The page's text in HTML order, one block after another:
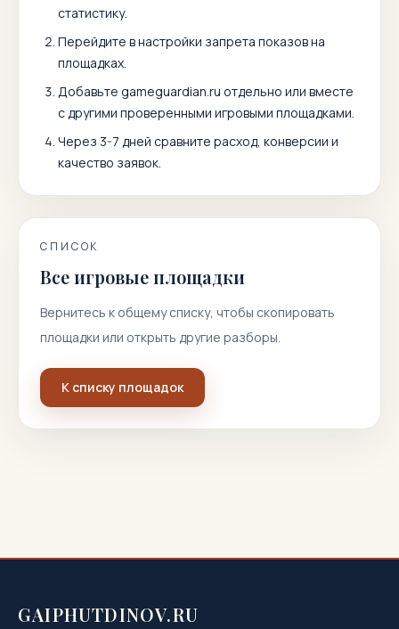
статистику.
Перейдите в настройки запрета показов на
площадках.
Добавьте gameguardian.ru отдельно или вместе
с другими проверенными игровыми площадками.
Через 3-7 дней сравните расход, конверсии и
качество заявок.
СПИСОК
Все игровые площадки
Вернитесь к общему списку, чтобы скопировать
площадки или открыть другие разборы.
К списку площадок
GAIPHUTDINOV.RU